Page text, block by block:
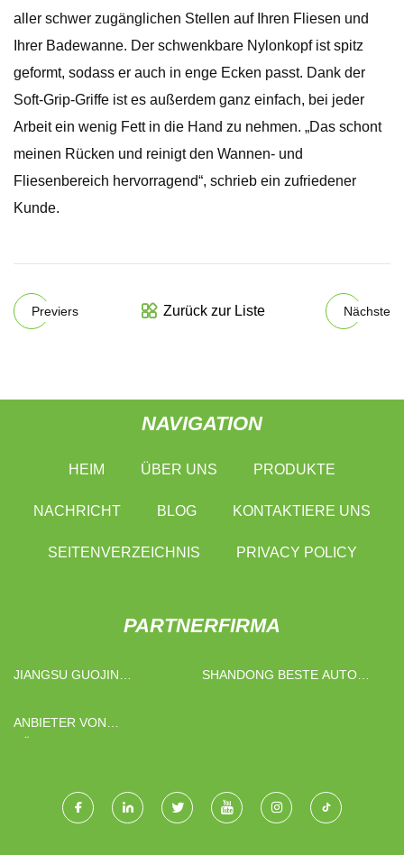
aller schwer zugänglichen Stellen auf Ihren Fliesen und
Ihrer Badewanne. Der schwenkbare Nylonkopf ist spitz
geformt, sodass er auch in enge Ecken passt. Dank der
Soft-Grip-Griffe ist es außerdem ganz einfach, bei jeder
Arbeit ein wenig Fett in die Hand zu nehmen. „Das schont
meinen Rücken und reinigt den Wannen- und
Fliesenbereich hervorragend“, schrieb ein zufriedener
Kunde.
Previers Zurück zur Liste Nächste
NAVIGATION
HEIM ÜBER UNS PRODUKTE
NACHRICHT BLOG KONTAKTIERE UNS
SEITENVERZEICHNIS PRIVACY POLICY
PARTNERFIRMA
JIANGSU GUOJIN
CO., LTD
SHANDONG BESTE AUTO
ANBIETER VON